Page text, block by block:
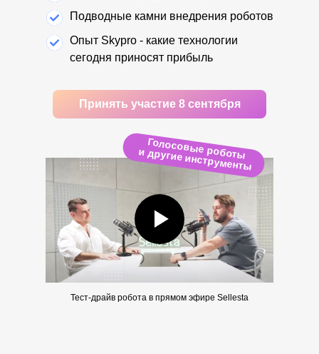
Подводные камни внедрения роботов
Опыт Skypro - какие технологии
сегодня приносят прибыль
Принять участие 8 сентября
Голосовые роботы
и другие инструменты
Тест-драйв робота в прямом эфире Sellesta